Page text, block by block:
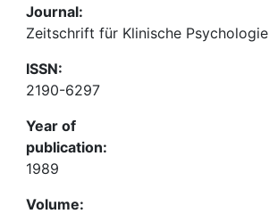
Journal:
Zeitschrift für Klinische Psychologie
ISSN:
2190-6297
Year of
publication:
1989
Volume: